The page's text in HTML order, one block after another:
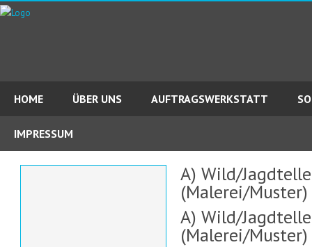
HOME ÜBER UNS AUFTRAGSWERKSTATT
IMPRESSUM
A) Wild/
(Malerei/Muster)
A) Wild/
(Malerei/Muster)